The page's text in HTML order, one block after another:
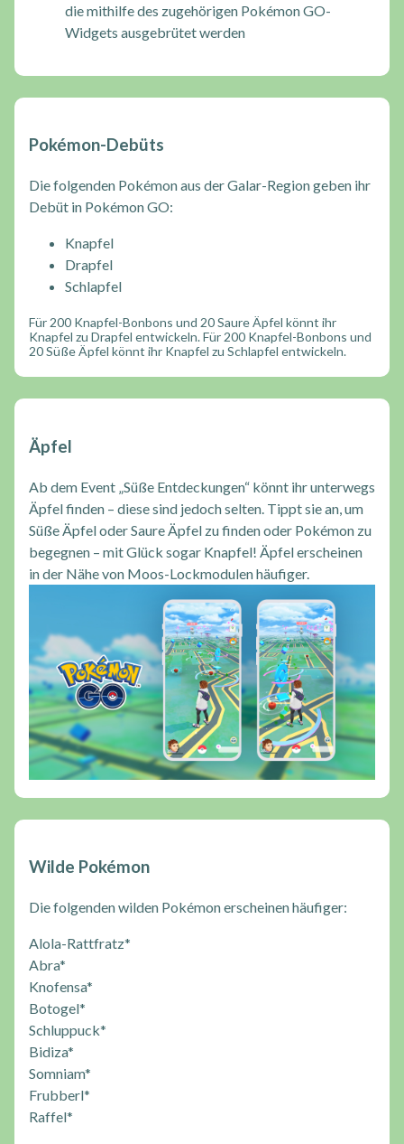
die mithilfe des zugehörigen Pokémon GO-
Widgets ausgebrütet werden
Pokémon-Debüts
Die folgenden Pokémon aus der Galar-Region geben ihr
Debüt in Pokémon GO:
Knapfel
Drapfel
Schlapfel
Für 200 Knapfel-Bonbons und 20 Saure Äpfel könnt ihr
Knapfel zu Drapfel entwickeln. Für 200 Knapfel-Bonbons und
20 Süße Äpfel könnt ihr Knapfel zu Schlapfel entwickeln.
Äpfel
Ab dem Event „Süße Entdeckungen“ könnt ihr unterwegs
Äpfel finden – diese sind jedoch selten. Tippt sie an, um
Süße Äpfel oder Saure Äpfel zu finden oder Pokémon zu
begegnen – mit Glück sogar Knapfel! Äpfel erscheinen
in der Nähe von Moos-Lockmodulen häufiger.
Wilde Pokémon
Die folgenden wilden Pokémon erscheinen häufiger:
Alola-Rattfratz*
Abra*
Knofensa*
Botogel*
Schluppuck*
Bidiza*
Somniam*
Frubberl*
Raffel*